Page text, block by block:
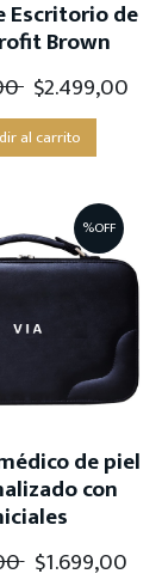
Escritorio de
Brown
$2.499,00
al carrito
%OFF
de piel
con
$1.699,00